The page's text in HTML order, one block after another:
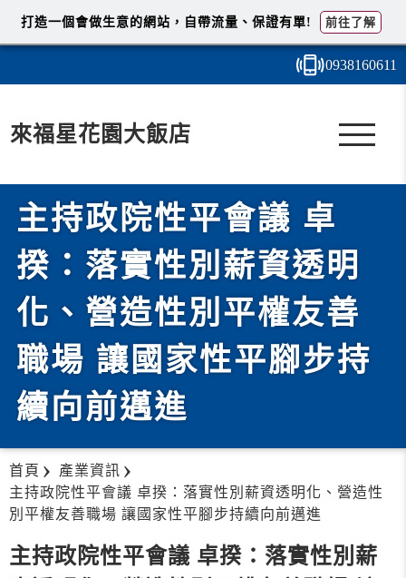
0938160611
來福星花園大飯店
主持政院性平會議 卓
揆：落實性別薪資透明
化、營造性別平權友善
職場 讓國家性平腳步持
續向前邁進
首頁
產業資訊
主持政院性平會議 卓揆：落實性別薪資透明化、營造性
別平權友善職場 讓國家性平腳步持續向前邁進
主持政院性平會議 卓揆：落實性別薪
打造一個會做生意的網站，自帶流量、保證有單! 前往了解